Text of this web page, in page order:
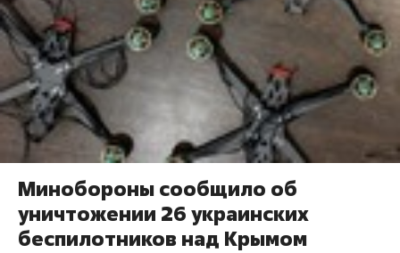
Минобороны сообщило об
уничтожении 26 украинских
беспилотников над Крымом